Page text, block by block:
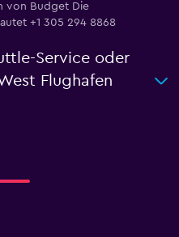
von Budget Die
+1 305 294 8868
Service oder
Flughafen